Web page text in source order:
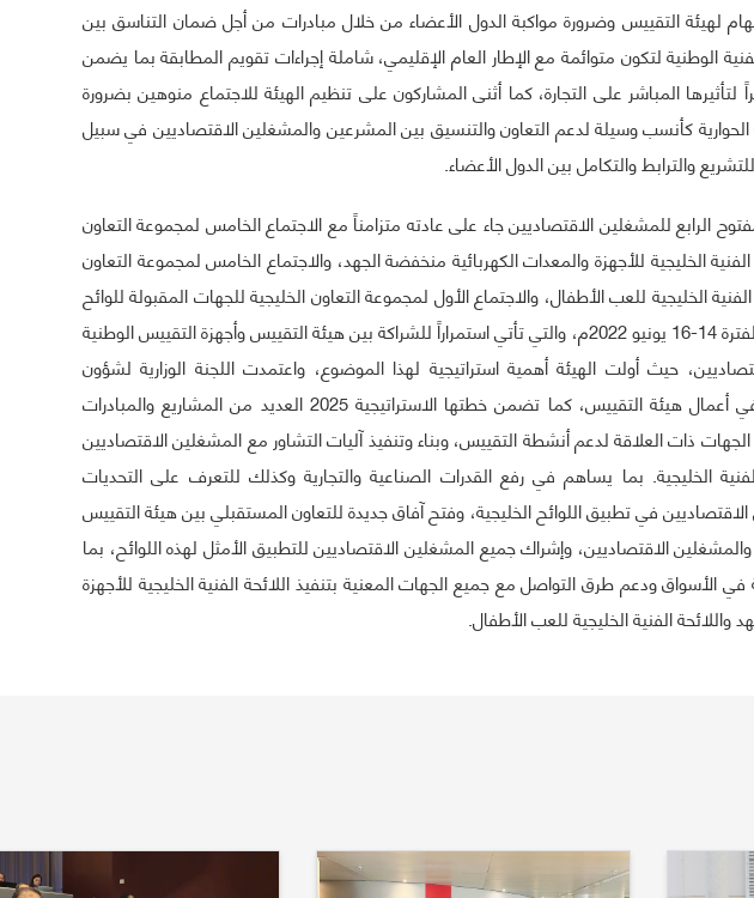
لهيئة التقييس وضرورة مواكبة الدول الأعضاء من خلال مبادرات من أجل ضمان التناسق بين
الفنية الوطنية لتكون متوائمة مع الإطار العام الإقليمي، شاملة إجراءات تقويم المطابقة بما يضمن
لتأثيرها المباشر على التجارة، كما أثنى المشاركون على تنظيم الهيئة للاجتماع منوهين بضرورة
كأنسب وسيلة لدعم التعاون والتنسيق بين المشرعين والمشغلين الاقتصاديين في سبيل
والترابط والتكامل بين الدول الأعضاء.
الرابع للمشغلين الاقتصاديين جاء على عادته متزامناً مع الاجتماع الخامس لمجموعة التعاون
الخليجية للأجهزة والمعدات الكهربائية منخفضة الجهد، والاجتماع الخامس لمجموعة التعاون
الخليجية للعب الأطفال، والاجتماع الأول لمجموعة التعاون الخليجية للجهات المقبولة للوائح
كفاءة الطاقة، التي ستعقد خلال الفترة 14-16 يونيو 2022م، والتي تأتي استمراراً للشراكة بين هيئة التقييس وأجهزة التقييس الوطنية
حيث أولت الهيئة أهمية استراتيجية لهذا الموضوع، واعتمدت اللجنة الوزارية لشؤون
التقييس دليل مشاركة الشركاء في أعمال هيئة التقييس، كما تضمن خطتها الاستراتيجية 2025 العديد من المشاريع والمبادرات
الجهات ذات العلاقة لدعم أنشطة التقييس، وبناء وتنفيذ آليات التشاور مع المشغلين الاقتصاديين
الخليجية. بما يساهم في رفع القدرات الصناعية والتجارية وكذلك للتعرف على التحديات
في تطبيق اللوائح الخليجية، وفتح آفاق جديدة للتعاون المستقبلي بين هيئة التقييس
الاقتصاديين، وإشراك جميع المشغلين الاقتصاديين للتطبيق الأمثل لهذه اللوائح، بما
الأسواق ودعم طرق التواصل مع جميع الجهات المعنية بتنفيذ اللائحة الفنية الخليجية للأجهزة
واللائحة الفنية الخليجية للعب الأطفال.